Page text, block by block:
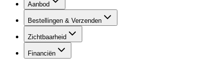
Aanbod
Bestellingen & Verzenden
Zichtbaarheid
Financiën